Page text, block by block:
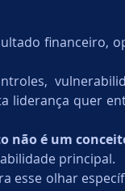
financeiro,
liderança quer
não é um
principal.
esse olhar